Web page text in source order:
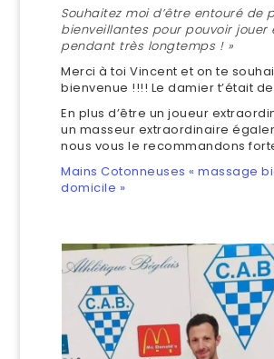
Souhaitez moi d’être entouré de
bienveillantes pour pouvoir jouer
pendant très longtemps ! »
Merci à toi Vincent et on te
bienvenue !!!! Le damier t’était
En plus d’être un joueur
un masseur extraordinaire
nous vous le recommandons
Mains Cotonneuses « massage
domicile »